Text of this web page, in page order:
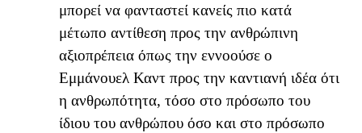
μπορεί να φανταστεί κανείς πιο κατά
μέτωπο αντίθεση προς την ανθρώπινη
αξιοπρέπεια όπως την εννοούσε ο
Εμμάνουελ Καντ προς την καντιανή ιδέα ότι
η ανθρωπότητα, τόσο στο πρόσωπο του
ίδιου του ανθρώπου όσο και στο πρόσωπο